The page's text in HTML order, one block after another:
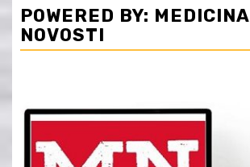
POWERED BY: MEDICINA
NOVOSTI